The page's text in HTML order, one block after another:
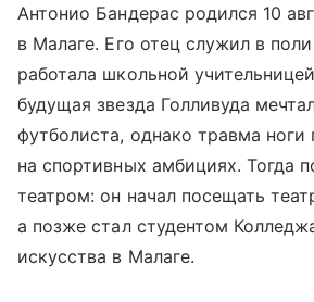
Антонио Бандерас родился 10
в Малаге. Его отец служил в
работала школьной
будущая звезда Голливуда
футболиста, однако травма ноги
на спортивных амбициях. Тогда
театром: он начал посещать
а позже стал студентом
искусства в Малаге.